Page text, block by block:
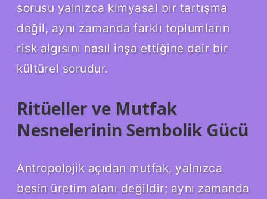
sorusu yalnızca kimyasal bir tartışma
değil, aynı zamanda farklı toplumların
risk algısını nasıl inşa ettiğine dair bir
kültürel sorudur.
Ritüeller ve Mutfak
Nesnelerinin Sembolik Gücü
Antropolojik açıdan mutfak, yalnızca
besin üretim alanı değildir; aynı zamanda